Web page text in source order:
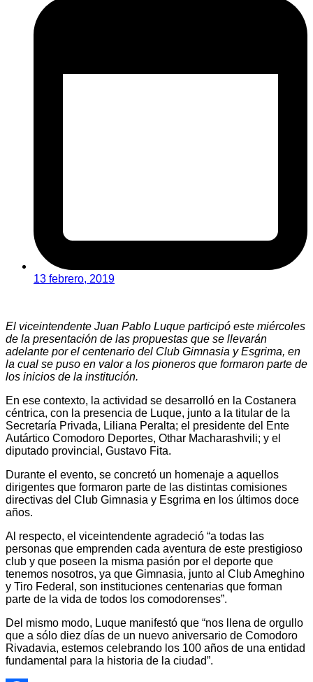
13 febrero, 2019
El viceintendente Juan Pablo Luque participó este miércoles
de la presentación de las propuestas que se llevarán
adelante por el centenario del Club Gimnasia y Esgrima, en
la cual se puso en valor a los pioneros que formaron parte de
los inicios de la institución.
En ese contexto, la actividad se desarrolló en la Costanera
céntrica, con la presencia de Luque, junto a la titular de la
Secretaría Privada, Liliana Peralta; el presidente del Ente
Autártico Comodoro Deportes, Othar Macharashvili; y el
diputado provincial, Gustavo Fita.
Durante el evento, se concretó un homenaje a aquellos
dirigentes que formaron parte de las distintas comisiones
directivas del Club Gimnasia y Esgrima en los últimos doce
años.
Al respecto, el viceintendente agradeció “a todas las
personas que emprenden cada aventura de este prestigioso
club y que poseen la misma pasión por el deporte que
tenemos nosotros, ya que Gimnasia, junto al Club Ameghino
y Tiro Federal, son instituciones centenarias que forman
parte de la vida de todos los comodorenses”.
Del mismo modo, Luque manifestó que “nos llena de orgullo
que a sólo diez días de un nuevo aniversario de Comodoro
Rivadavia, estemos celebrando los 100 años de una entidad
fundamental para la historia de la ciudad”.